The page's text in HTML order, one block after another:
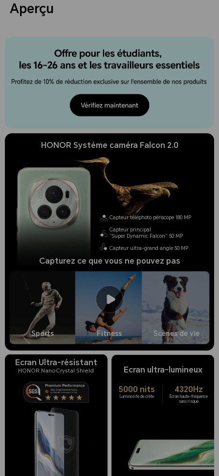
Aperçu
HONOR Système caméra Falcon 2.0
Capteur téléphoto périscope 180 MP
Capteur principal
“Super Dynamic Falcon” 50 MP
Capteur ultra-grand angle 50 MP
Capturez ce que vous ne pouvez pas
Sports Fitness Scènes de vie
Ecran Ultra-résistant
HONOR NanoCrystal Shield Ecran ultra-lumineux